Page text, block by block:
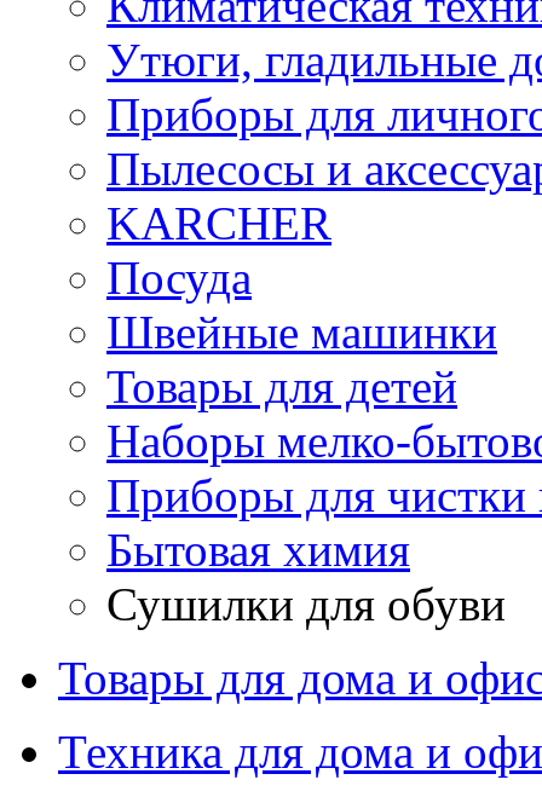
Утюги, гладильные
Приборы для
Пылесосы и
KARCHER
Посуда
Швейные машинки
Товары для детей
Наборы мелко-
Приборы для чистки
Бытовая химия
Сушилки для обуви
Товары для дома и
Техника для дома и